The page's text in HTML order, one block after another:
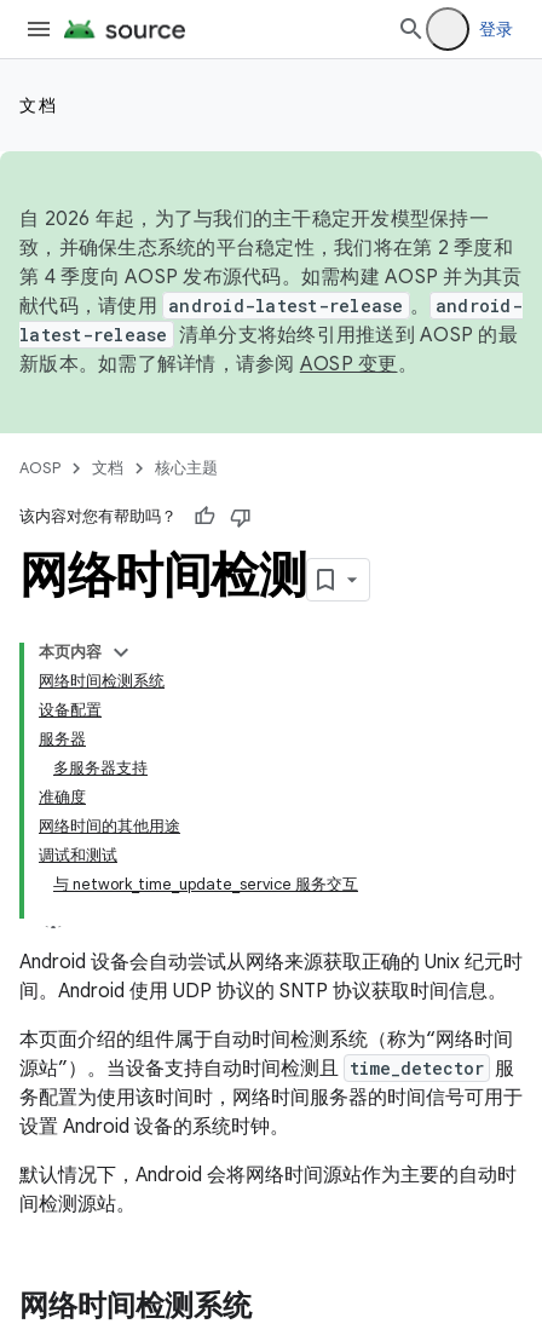
登录
文档
自 2026 年起，为了与我们的主干稳定开发模型保持一
致，并确保生态系统的平台稳定性，我们将在第 2 季度和
第 4 季度向 AOSP 发布源代码。如需构建 AOSP 并为其贡
献代码，请使用 android-latest-release 。
android-
latest-release 清单分支将始终引用推送到 AOSP 的最
新版本。如需了解详情，请参阅 AOSP 变更。
AOSP 文档 核心主题
该内容对您有帮助吗？
网络时间检测
本页内容
网络时间检测系统
设备配置
服务器
多服务器支持
准确度
网络时间的其他用途
调试和测试
与 network_time_update_service 服务交互
Android 设备会自动尝试从网络来源获取正确的 Unix 纪元时
间。Android 使用 UDP 协议的 SNTP 协议获取时间信息。
本页面介绍的组件属于自动时间检测系统（称为“网络时间
源站”） 。当设备支持自动时间检测且 time_detector 服
务配置为使用该时间时，网络时间服务器的时间信号可用于
设置 Android 设备的系统时钟。
默认情况下，Android 会将网络时间源站作为主要的自动时
间检测源站。
网络时间检测系统